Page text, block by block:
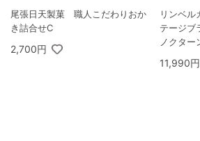
尾張日天製菓 職人こだわりおか
き詰合せC
2,700円
リンベル
テージブ
ノクター
11,990円